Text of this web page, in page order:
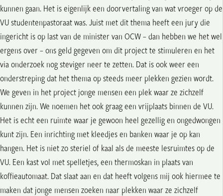
kunnen gaan. Het is eigenlijk een doorvertaling van wat vroeger op de
VU studentenpastoraat was. Juist met dit thema heeft een jury die
ingericht is op last van de minister van OCW – dan hebben we het wel
ergens over – ons geld gegeven om dit project te stimuleren en het
via onderzoek nog steviger neer te zetten. Dat is ook weer een
onderstreping dat het thema op steeds meer plekken gezien wordt.
We geven in het project jonge mensen een plek waar ze zichzelf
kunnen zijn. We noemen het ook graag een vrijplaats binnen de VU.
Het is echt een ruimte waar je gewoon heel gezellig en ongedwongen
kunt zijn. Een inrichting met kleedjes en banken waar je op kan
hangen. Het is niet zo steriel of kaal als de meeste lesruimtes op de
VU. Een kast vol met spelletjes, een thermoskan in plaats van
koffieautomaat. Dat slaat aan en dat heeft volgens mij ook hiermee te
maken dat jonge mensen zoeken naar plekken waar ze zichzelf